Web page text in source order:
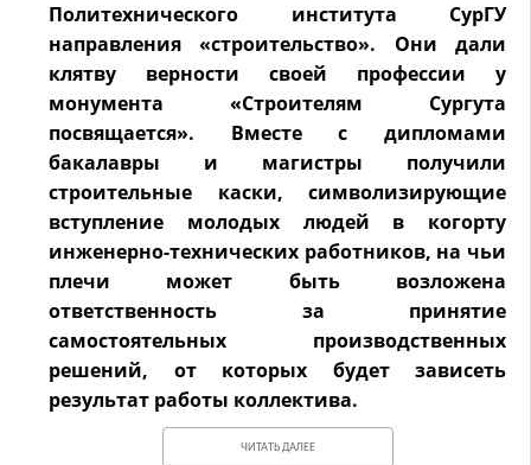
Политехнического института СурГУ
направления «строительство». Они дали
клятву верности своей профессии у
монумента «Строителям Сургута
посвящается». Вместе с дипломами
бакалавры и магистры получили
строительные каски, символизирующие
вступление молодых людей в когорту
инженерно-технических работников, на чьи
плечи может быть возложена
ответственность за принятие
самостоятельных производственных
решений, от которых будет зависеть
результат работы коллектива.
ЧИТАТЬ ДАЛЕЕ